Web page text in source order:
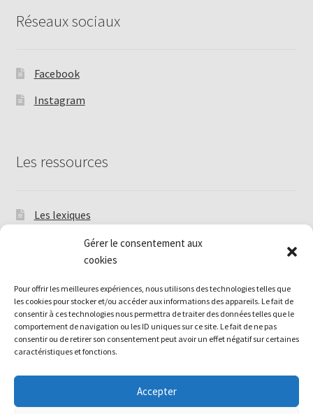
Gérer le consentement aux
cookies
Pour offrir les meilleures expériences, nous utilisons des technologies telles que
les cookies pour stocker et/ou accéder aux informations des appareils. Le fait de
consentir à ces technologies nous permettra de traiter des données telles que le
comportement de navigation ou les ID uniques sur ce site. Le fait de ne pas
consentir ou de retirer son consentement peut avoir un effet négatif sur certaines
caractéristiques et fonctions.
Accepter
Réseaux sociaux
Facebook
Instagram
Les ressources
Les lexiques
Les Tutoriels
Livres et périodiques anciens
Annuaire de modèles de frivolité en français
Politique de cookies (UE)
© Association Française de Frivolité 2026